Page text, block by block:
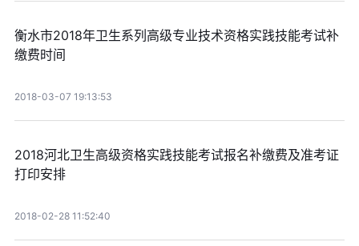
衡水市2018年卫生系列高级专业技术资格实践技能考试补
缴费时间
2018-03-07 19:13:53
2018河北卫生高级资格实践技能考试报名补缴费及准考证
打印安排
2018-02-28 11:52:40